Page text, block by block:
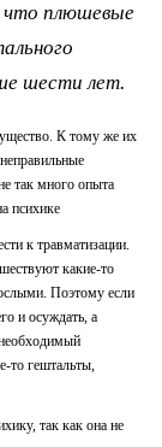
плюшевые
шести лет.
К тому же их
так много опыта
психике
к травматизации.
какие-то
Поэтому если
и осуждать, а
то гештальты,
так как она не